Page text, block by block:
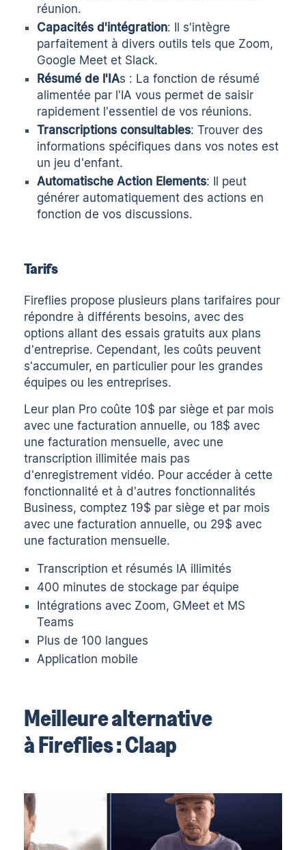
réunion.
Capacités d'intégration: Il s'intègre
parfaitement à divers outils tels que Zoom,
Google Meet et Slack.
Résumé de l'IAs : La fonction de résumé
alimentée par l'IA vous permet de saisir
rapidement l'essentiel de vos réunions.
Transcriptions consultables: Trouver des
informations spécifiques dans vos notes est
un jeu d'enfant.
Automatische Action Elements: Il peut
générer automatiquement des actions en
fonction de vos discussions.
Tarifs
Fireflies propose plusieurs plans tarifaires pour
répondre à différents besoins, avec des
options allant des essais gratuits aux plans
d'entreprise. Cependant, les coûts peuvent
s'accumuler, en particulier pour les grandes
équipes ou les entreprises.
Leur plan Pro coûte 10$ par siège et par mois
avec une facturation annuelle, ou 18$ avec
une facturation mensuelle, avec une
transcription illimitée mais pas
d'enregistrement vidéo. Pour accéder à cette
fonctionnalité et à d'autres fonctionnalités
Business, comptez 19$ par siège et par mois
avec une facturation annuelle, ou 29$ avec
une facturation mensuelle.
Transcription et résumés IA illimités
400 minutes de stockage par équipe
Intégrations avec Zoom, GMeet et MS
Teams
Plus de 100 langues
Application mobile
Meilleure alternative
à Fireflies : Claap